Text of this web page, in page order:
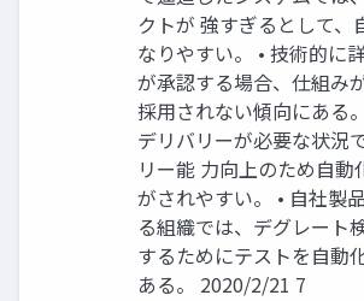
クトが 強すぎるとして、
なりやすい。 • 技術的に
が承認する場合、仕組み
採用されない傾向にある
デリバリーが必要な状況
リー能 力向上のため自動
がされやすい。 • 自社製
る組織では、デグレート
するためにテストを自動
ある。 2020/2/21 7